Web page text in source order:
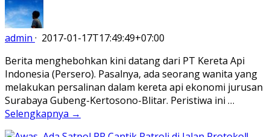
admin · 2017-01-17T17:49:49+07:00
Berita menghebohkan kini datang dari PT Kereta Api
Indonesia (Persero). Pasalnya, ada seorang wanita yang
melakukan persalinan dalam kereta api ekonomi jurusan
Surabaya Gubeng-Kertosono-Blitar. Peristiwa ini …
Selengkapnya →